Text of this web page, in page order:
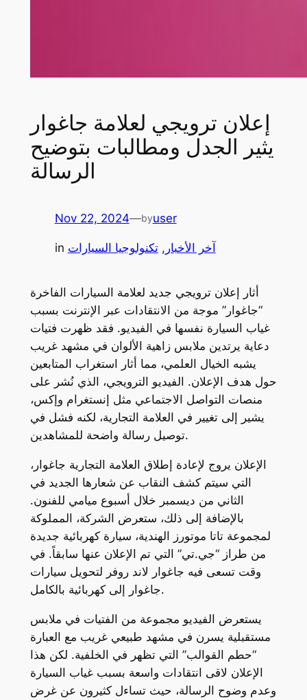
إعلان ترويجي لعلامة جاغوار
يثير الجدل ومطالبات بتوضيح
الرسالة
Nov 22, 2024—byuser
in آخر الأخبار , تكنولوجيا السيارات
أثار إعلان ترويجي جديد لعلامة السيارات الفاخرة
“جاغوار” موجة من الانتقادات عبر الإنترنت بسبب
غياب السيارة نفسها في الفيديو. فقد ظهرت فتيات
دعاية يرتدين ملابس زاهية الألوان في مشهد غريب
يشبه الخيال العلمي، مما أثار استغراب المتابعين
حول هدف الإعلان. الفيديو الترويجي، الذي نُشر على
منصات التواصل الاجتماعي مثل إنستغرام وإكس،
يشير إلى تغيير في العلامة التجارية، لكنه فشل في
توصيل رسالة واضحة للمشاهدين.
الإعلان يروج لإعادة إطلاق العلامة التجارية جاغوار،
التي سيتم كشف النقاب عن شعارها الجديد في
الثاني من ديسمبر خلال أسبوع ميامي للفنون.
بالإضافة إلى ذلك، ستعرض الشركة، المملوكة
لمجموعة تاتا موتورز الهندية، سيارة كهربائية جديدة
من طراز “جي.تي” التي تم الإعلان عنها سابقاً. في
وقت تسعى فيه جاغوار لاند روفر لتحويل سيارات
جاغوار إلى كهربائية بالكامل.
يستعرض الفيديو مجموعة من الفتيات في ملابس
مستقبلية يسرن في مشهد طبيعي غريب مع العبارة
“حطم القوالب” التي تظهر في الخلفية. لكن هذا
الإعلان لاقى انتقادات واسعة بسبب غياب السيارة
وعدم وضوح الرسالة، حيث تساءل كثيرون عن غرض